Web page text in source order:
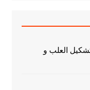
العلب و